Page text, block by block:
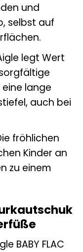
und
selbst auf
legt Wert
lange
auch bei
fröhlichen
Kinder an
zu einem
BABY FLAC